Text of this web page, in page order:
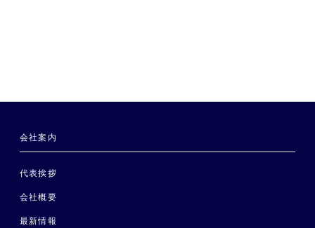
会社案内
代表挨拶
会社概要
最新情報